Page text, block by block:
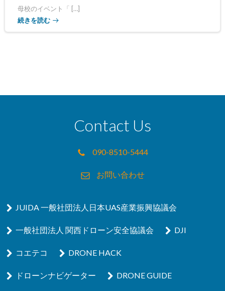
母校のイベント「 […]
続きを読む
Contact Us
090-8510-5444
お問い合わせ
JUIDA 一般社団法人日本UAS産業振興協議会
一般社団法人 関西ドローン安全協議会 DJI
コエテコ DRONE HACK
ドローンナビゲーター DRONE GUIDE